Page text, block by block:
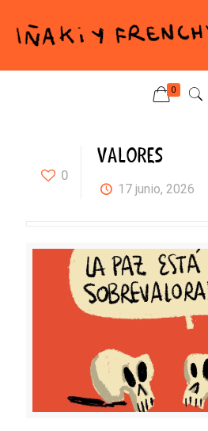
0
0
VALORES
17 junio, 2026